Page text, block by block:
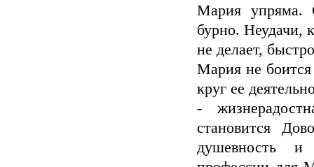
Мария упряма.
бурно. Неудачи,
не делает,
Мария не
круг ее
-
становится
душевность и